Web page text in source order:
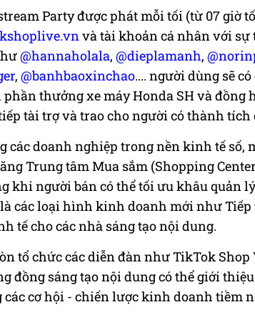
Party được phát mỗi tối (từ 07 giờ
và tài khoản cá nhân với sự
@hannaholala, @dieplamanh,
, @banhbaoxinchao.... người dùng sẽcó
thưởng xe máy Honda SH và đồng
tài trợ và trao cho người có thành tích
các doanh nghiệp trong nền kinh tế số,
Trung tâm Mua sắm (Shopping
khi người bán có thể tối ưu khâu quản
các loại hình kinh doanh mới như
tế cho các nhà sáng tạo nội dung.
tổ chức cácdiễn đàn như TikTok Shop
đồng sáng tạo nội dung cóthểgiới
cơ hội - chiến lược kinh doanh tiềm